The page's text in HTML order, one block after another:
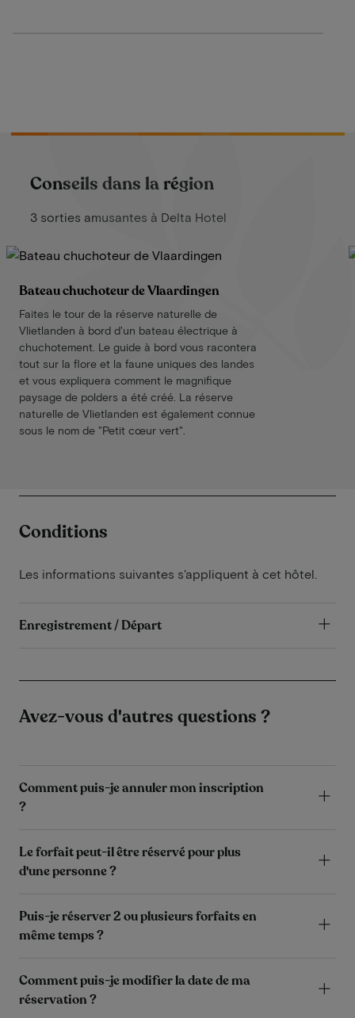
Conseils dans la région
3 sorties amusantes à Delta Hotel
Bateau chuchoteur de Vlaardingen
Faites le tour de la réserve naturelle de
Vlietlanden à bord d'un bateau électrique à
chuchotement. Le guide à bord vous racontera
tout sur la flore et la faune uniques des landes
et vous expliquera comment le magnifique
paysage de polders a été créé. La réserve
naturelle de Vlietlanden est également connue
sous le nom de "Petit cœur vert".
Conditions
Les informations suivantes s'appliquent à cet hôtel.
Enregistrement / Départ
Avez-vous d'autres questions ?
Comment puis-je annuler mon inscription
?
Le forfait peut-il être réservé pour plus
d'une personne ?
Puis-je réserver 2 ou plusieurs forfaits en
même temps ?
Comment puis-je modifier la date de ma
réservation ?